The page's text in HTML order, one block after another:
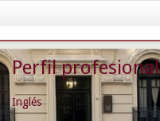
navigation
Perfil profesional
Inglés